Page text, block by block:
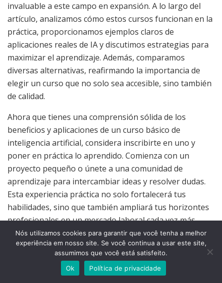
invaluable a este campo en expansión. A lo largo del
artículo, analizamos cómo estos cursos funcionan en la
práctica, proporcionamos ejemplos claros de
aplicaciones reales de IA y discutimos estrategias para
maximizar el aprendizaje. Además, comparamos
diversas alternativas, reafirmando la importancia de
elegir un curso que no solo sea accesible, sino también
de calidad.
Ahora que tienes una comprensión sólida de los
beneficios y aplicaciones de un curso básico de
inteligencia artificial, considera inscribirte en uno y
poner en práctica lo aprendido. Comienza con un
proyecto pequeño o únete a una comunidad de
aprendizaje para intercambiar ideas y resolver dudas.
Esta experiencia práctica no solo fortalecerá tus
habilidades, sino que también ampliará tus horizontes
profesionales en un mercado laboral cada vez más
competitivo.
Finalmente, recuerda que el futuro de la tecnología está
en constante evolución y tú tienes la oportunidad de
Nós utilizamos cookies para garantir que você tenha a melhor
experiência em nosso site. Se você continua a usar este site,
assumimos que você está satisfeito.
Ok
Política de privacidade